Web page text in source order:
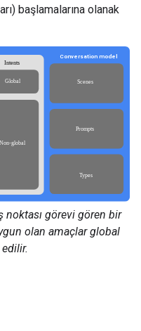
başlamalarına olanak
görevi gören bir
olan amaçlarglobal